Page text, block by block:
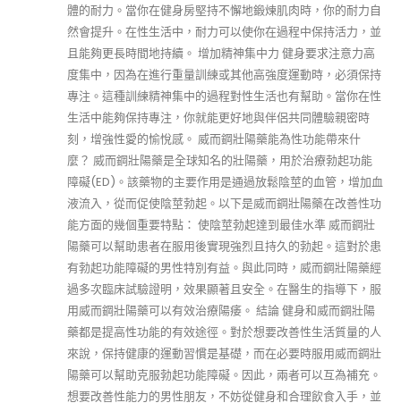
體的耐力。當你在健身房堅持不懈地鍛煉肌肉時，你的耐力自
然會提升。在性生活中，耐力可以使你在過程中保持活力，並
且能夠更長時間地持續。 增加精神集中力 健身要求注意力高
度集中，因為在進行重量訓練或其他高強度運動時，必須保持
專注。這種訓練精神集中的過程對性生活也有幫助。當你在性
生活中能夠保持專注，你就能更好地與伴侶共同體驗親密時
刻，增強性愛的愉悅感。 威而鋼壯陽藥能為性功能帶來什
麼？ 威而鋼壯陽藥是全球知名的壯陽藥，用於治療勃起功能
障礙(ED)。該藥物的主要作用是通過放鬆陰莖的血管，增加血
液流入，從而促使陰莖勃起。以下是威而鋼壯陽藥在改善性功
能方面的幾個重要特點： 使陰莖勃起達到最佳水準 威而鋼壯
陽藥可以幫助患者在服用後實現強烈且持久的勃起。這對於患
有勃起功能障礙的男性特別有益。與此同時，威而鋼壯陽藥經
過多次臨床試驗證明，效果顯著且安全。在醫生的指導下，服
用威而鋼壯陽藥可以有效治療陽痿。 結論 健身和威而鋼壯陽
藥都是提高性功能的有效途徑。對於想要改善性生活質量的人
來說，保持健康的運動習慣是基礎，而在必要時服用威而鋼壯
陽藥可以幫助克服勃起功能障礙。因此，兩者可以互為補充。
想要改善性能力的男性朋友，不妨從健身和合理飲食入手，並